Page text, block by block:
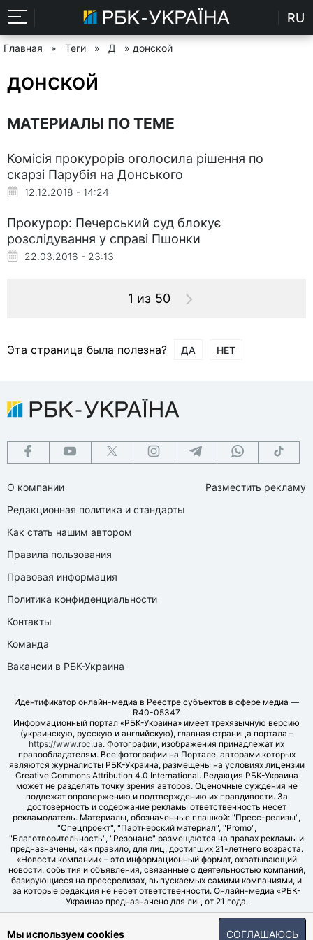
RU
Главная » Теги » Д » донской
донской
МАТЕРИАЛЫ ПО ТЕМЕ
Комісія прокурорів оголосила рішення по
скарзі Парубія на Донського
12.12.2018 - 14:24
Прокурор: Печерський суд блокує
розслідування у справі Пшонки
22.03.2016 - 23:13
1 из 50
Эта страница была полезна? ДА НЕТ
О компании
Редакционная политика и стандарты
Как стать нашим автором
Правила пользования
Правовая информация
Политика конфиденциальности
Контакты
Команда
Вакансии в РБК-Украина
Разместить рекламу
Идентификатор онлайн-медиа в Реестре субъектов в сфере медиа —
R40-05347
Информационный портал «РБК-Украина» имеет трехязычную версию
(украинскую, русскую и английскую), главная страница портала –
https://www.rbc.ua. Фотографии, изображения принадлежат их
правообладателям. Все фотографии на Портале, авторами которых
являются журналисты РБК-Украина, размещены на условиях лицензии
Creative Commons Attribution 4.0 International. Редакция РБК-Украина
может не разделять точку зрения авторов. Оценочные суждения не
подлежат опровержению и подтверждению их правдивости. За
достоверность и содержание рекламы ответственность несет
рекламодатель. Материалы, обозначенные плашкой: "Пресс-релизы",
"Спецпроект", "Партнерский материал", "Promo",
"Благотворительность", "Резонанс" размещаются на правах рекламы и
предназначены, как правило, для лиц, достигших 21-летнего возраста.
«Новости компании» – это информационный формат, охватывающий
новости, события и объявления, связанные с деятельностью компаний,
базирующиеся на прессрелизах, выпускаемых самими компаниями, и
за которые редакция не несет ответственности. Онлайн-медиа «РБК-
Украина» предназначено для лиц от 21 года.
© LLC "UBT MEDIA", 2006-2026.
Мы используем cookies СОГЛАШАЮСЬ